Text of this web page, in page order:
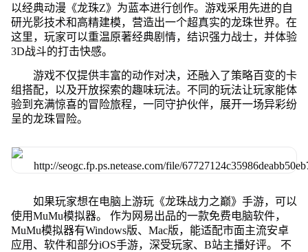
以经典动漫《龙珠Z》为蓝本进行创作。游戏采用先进的自
研光影技术和高精建模，营造出一个超真实的龙珠世界。在
这里，玩家可以重温原著经典剧情，结识强力战士，并体验
3D战斗的打击快感。
游戏不仅提供丰富的动作对决，还融入了策略百变的卡
组搭配，以及开放探索的趣味玩法。不同的玩法让玩家能体
验到充满惊喜的冒险旅程，一同守护伙伴，展开一场异彩纷
呈的龙珠冒险。
如果玩家想在电脑上游玩《龙珠战力之巅》手游，可以
使用MuMu模拟器。 作为网易出品的一款免费电脑软件，
MuMu模拟器有Windows版、Mac版，能适配市面主流安卓
应用、软件和部分iOS手游，深受玩家、B站主播好评。 不